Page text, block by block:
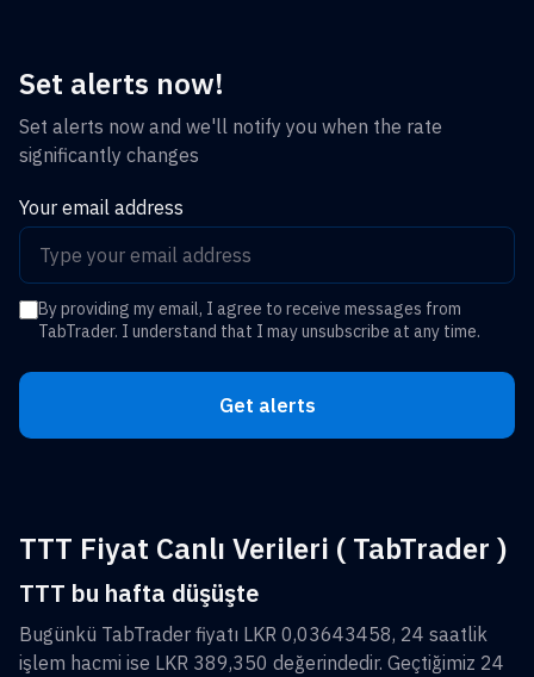
Set alerts now!
Set alerts now and we'll notify you when the rate
significantly changes
Your email address
By providing my email, I agree to receive messages from
TabTrader. I understand that I may unsubscribe at any time.
Get alerts
TTT Fiyat Canlı Verileri ( TabTrader )
TTT bu hafta düşüşte
Bugünkü TabTrader fiyatı LKR 0,03643458, 24 saatlik
işlem hacmi ise LKR 389,350 değerindedir. Geçtiğimiz 24